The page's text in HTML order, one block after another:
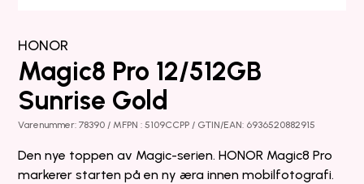
HONOR
Magic8 Pro 12/512GB
Sunrise Gold
Varenummer: 78390 / MFPN : 5109CCPP / GTIN/EAN: 6936520882915
Den nye toppen av Magic-serien. HONOR Magic8 Pro
markerer starten på en ny æra innen mobilfotografi.